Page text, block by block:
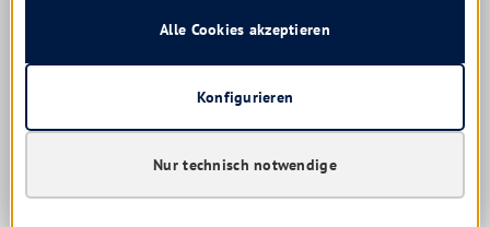
Nur technisch notwendige
Konfigurieren
Alle Cookies akzeptieren